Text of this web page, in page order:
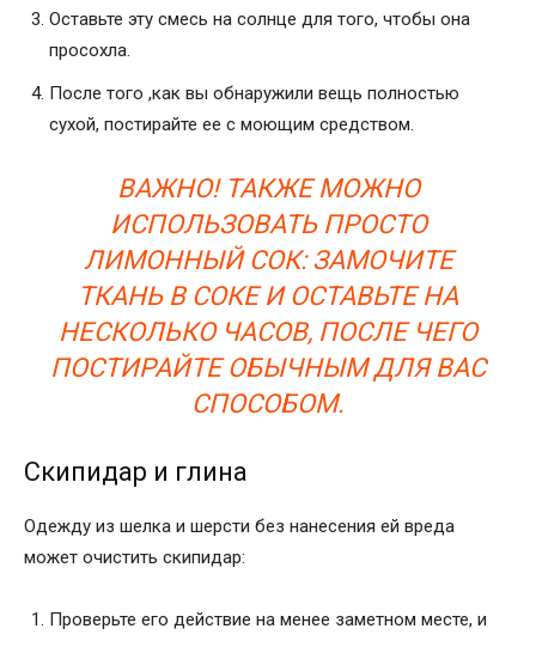
Оставьте эту смесь на солнце для того, чтобы она
просохла.
После того ,как вы обнаружили вещь полностью
сухой, постирайте ее с моющим средством.
ВАЖНО! ТАКЖЕ МОЖНО
ИСПОЛЬЗОВАТЬ ПРОСТО
ЛИМОННЫЙ СОК: ЗАМОЧИТЕ
ТКАНЬ В СОКЕ И ОСТАВЬТЕ НА
НЕСКОЛЬКО ЧАСОВ, ПОСЛЕ ЧЕГО
ПОСТИРАЙТЕ ОБЫЧНЫМ ДЛЯ ВАС
СПОСОБОМ.
Скипидар и глина
Одежду из шелка и шерсти без нанесения ей вреда
может очистить скипидар:
Проверьте его действие на менее заметном месте, и